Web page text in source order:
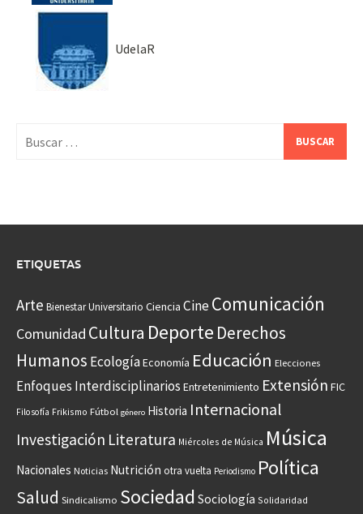
UdelaR
ETIQUETAS
Arte Bienestar Universitario Ciencia CineComunicación
Comunidad Cultura Deporte Derechos
Humanos EcologíaEconomía Educación Elecciones
Enfoques Interdisciplinarios Entretenimiento Extensión FIC
Filosofía Frikismo Fútbol género Historia Internacional
Investigación Literatura Miércoles de Música Música
Nacionales Noticias Nutrición otra vuelta Periodismo Política
Salud Sindicalismo Sociedad Sociología Solidaridad